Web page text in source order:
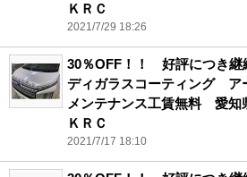
ＫＲＣ
2021/7/29 18:26
30％OFF！！ 好評につき
ディガラスコーティング ア
メンテナンス工賃無料 愛
ＫＲＣ
2021/7/17 18:10